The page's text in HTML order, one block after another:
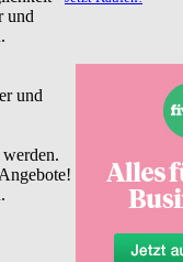
und
und